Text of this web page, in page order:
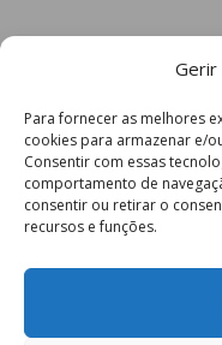
Gerir
Para fornecer as melhores
cookies para armazenar e/
Consentir com essas
comportamento de
consentir ou retirar o
recursos e funções.